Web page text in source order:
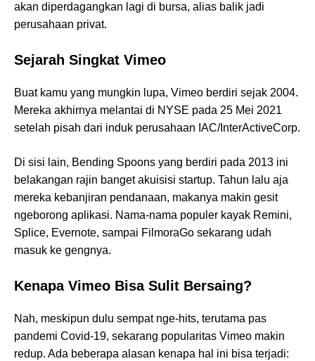
akan diperdagangkan lagi di bursa, alias balik jadi
perusahaan privat.
Sejarah Singkat Vimeo
Buat kamu yang mungkin lupa, Vimeo berdiri sejak 2004.
Mereka akhirnya melantai di NYSE pada 25 Mei 2021
setelah pisah dari induk perusahaan IAC/InterActiveCorp.
Di sisi lain, Bending Spoons yang berdiri pada 2013 ini
belakangan rajin banget akuisisi startup. Tahun lalu aja
mereka kebanjiran pendanaan, makanya makin gesit
ngeborong aplikasi. Nama-nama populer kayak Remini,
Splice, Evernote, sampai FilmoraGo sekarang udah
masuk ke gengnya.
Kenapa Vimeo Bisa Sulit Bersaing?
Nah, meskipun dulu sempat nge-hits, terutama pas
pandemi Covid-19, sekarang popularitas Vimeo makin
redup. Ada beberapa alasan kenapa hal ini bisa terjadi: